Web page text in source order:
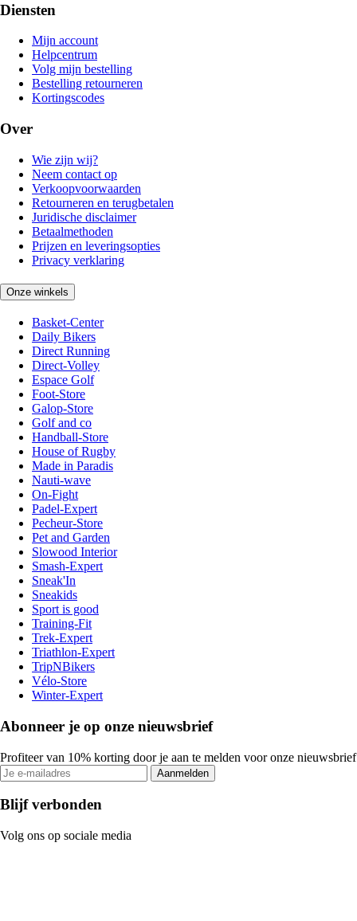
Diensten
Mijn account
Helpcentrum
Volg mijn bestelling
Bestelling retourneren
Kortingscodes
Over
Wie zijn wij?
Neem contact op
Verkoopvoorwaarden
Retourneren en terugbetalen
Juridische disclaimer
Betaalmethoden
Prijzen en leveringsopties
Privacy verklaring
Onze winkels
Basket-Center
Daily Bikers
Direct Running
Direct-Volley
Espace Golf
Foot-Store
Galop-Store
Golf and co
Handball-Store
House of Rugby
Made in Paradis
Nauti-wave
On-Fight
Padel-Expert
Pecheur-Store
Pet and Garden
Slowood Interior
Smash-Expert
Sneak'In
Sneakids
Sport is good
Training-Fit
Trek-Expert
Triathlon-Expert
TripNBikers
Vélo-Store
Winter-Expert
Abonneer je op onze nieuwsbrief
Profiteer van 10% korting door je aan te melden voor onze nieuwsbrief
Aanmelden
Blijf verbonden
Volg ons op sociale media